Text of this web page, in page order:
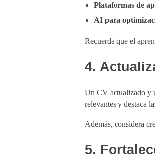
Plataformas de
AI para
Recuerda que el
4.
Un CV actualizado y
relevantes y destaca
Además, considera
5.